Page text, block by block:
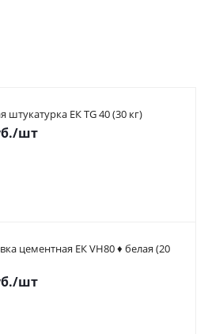
штукатурка ЕК TG 40 (30 кг)
/шт
цементная ЕК VH80 ♦ белая (20
/шт